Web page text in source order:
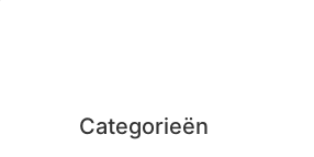
Categorieën